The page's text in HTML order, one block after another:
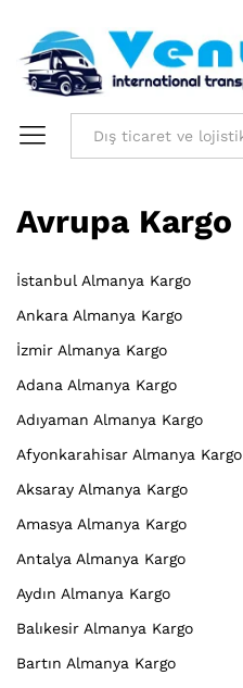
Avrupa Kargo
İstanbul Almanya Kargo
Ankara Almanya Kargo
İzmir Almanya Kargo
Adana Almanya Kargo
Adıyaman Almanya Kargo
Afyonkarahisar Almanya Kargo
Aksaray Almanya Kargo
Amasya Almanya Kargo
Antalya Almanya Kargo
Aydın Almanya Kargo
Balıkesir Almanya Kargo
Bartın Almanya Kargo